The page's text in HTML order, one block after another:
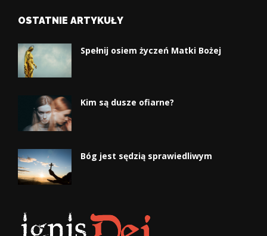
OSTATNIE ARTYKUŁY
Spełnij osiem życzeń Matki Bożej
Kim są dusze ofiarne?
Bóg jest sędzią sprawiedliwym